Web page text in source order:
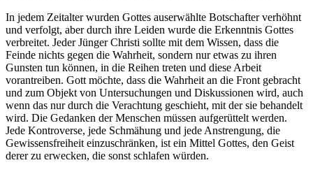
In jedem Zeitalter wurden Gottes auserwählte Botschafter verhöhnt
und verfolgt, aber durch ihre Leiden wurde die Erkenntnis Gottes
verbreitet. Jeder Jünger Christi sollte mit dem Wissen, dass die
Feinde nichts gegen die Wahrheit, sondern nur etwas zu ihren
Gunsten tun können, in die Reihen treten und diese Arbeit
vorantreiben. Gott möchte, dass die Wahrheit an die Front gebracht
und zum Objekt von Untersuchungen und Diskussionen wird, auch
wenn das nur durch die Verachtung geschieht, mit der sie behandelt
wird. Die Gedanken der Menschen müssen aufgerüttelt werden.
Jede Kontroverse, jede Schmähung und jede Anstrengung, die
Gewissensfreiheit einzuschränken, ist ein Mittel Gottes, den Geist
derer zu erwecken, die sonst schlafen würden.